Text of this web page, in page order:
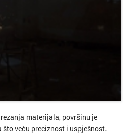
materijala, površinu je
veću preciznost i uspješnost.